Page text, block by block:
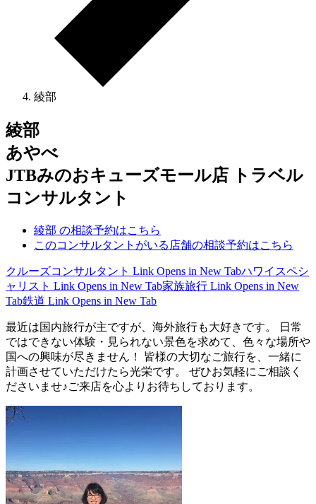
綾部
綾部
あやべ
JTBみのおキューズモール店 トラベル
コンサルタント
綾部 の相談予約はこちら
このコンサルタントがいる店舗の相談予約はこちら
クルーズコンサルタント Link Opens in New Tabハワイスペシ
ャリスト Link Opens in New Tab家族旅行 Link Opens in New
Tab鉄道 Link Opens in New Tab
最近は国内旅行が主ですが、海外旅行も大好きです。 日常
ではできない体験・見られない景色を求めて、色々な場所や
国への興味が尽きません！ 皆様の大切なご旅行を、一緒に
計画させていただけたら光栄です。 ぜひお気軽にご相談く
ださいませ♪ご来店を心よりお待ちしております。